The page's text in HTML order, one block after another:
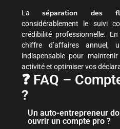
Laséparation des
considérablement le suivi
crédibilité professionnelle.
chiffre d’affaires annuel,
indispensable pour
activité et optimiser vos
❓ FAQ –
?
Un auto-entrepreneur
ouvrir un compte pro ?